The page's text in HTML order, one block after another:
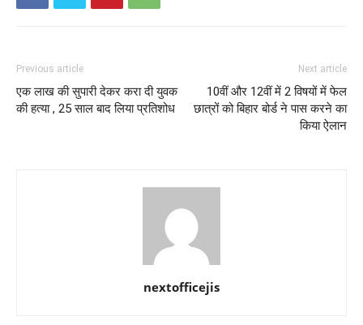
Previous article
एक लाख की सुपारी देकर करा दी युवक
की हत्या , 25 साल बाद लिया प्रतिशोध
Next article
10वीं और 12वीं में 2 विषयों में फेल
छात्रों को बिहार बोर्ड ने पास करने का
किया ऐलान
nextofficejis